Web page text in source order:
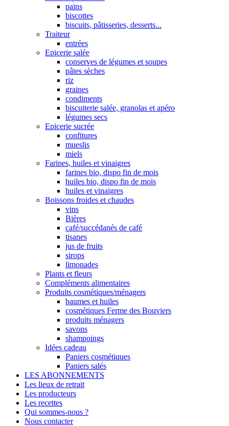
pains
biscottes
biscuits, pâtisseries, desserts...
Traiteur
entrées
Epicerie salée
conserves de légumes et soupes
pâtes sèches
riz
graines
condiments
biscuiterie salée, granolas et apéro
légumes secs
Epicerie sucrée
confitures
mueslis
miels
Farines, huiles et vinaigres
farines bio, dispo fin de mois
huiles bio, dispo fin de mois
huiles et vinaigres
Boissons froides et chaudes
vins
Bières
café/succédanés de café
tisanes
jus de fruits
sirops
limonades
Plants et fleurs
Compléments alimentaires
Produits cosmétiques/ménagers
baumes et huiles
cosmétiques Ferme des Bouviers
produits ménagers
savons
shampoings
Idées cadeau
Paniers cosmétiques
Paniers salés
LES ABONNEMENTS
Les lieux de retrait
Les producteurs
Les recettes
Qui sommes-nous ?
Nous contacter